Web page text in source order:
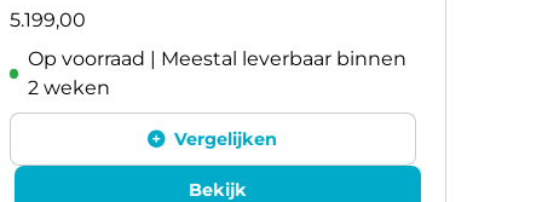
5.199,00
Op voorraad | Meestal leverbaar binnen
2 weken
Vergelijken
Bekijk